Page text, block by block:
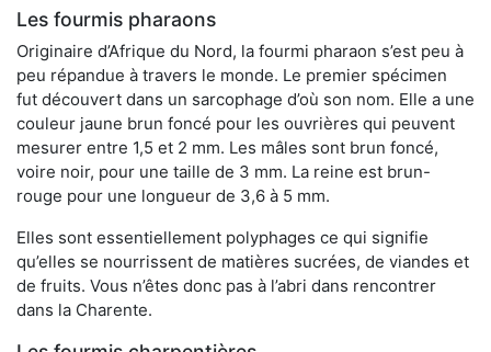
Les fourmis pharaons
Originaire d’Afrique du Nord, la fourmi pharaon s’est peu à
peu répandue à travers le monde. Le premier spécimen
fut découvert dans un sarcophage d’où son nom. Elle a une
couleur jaune brun foncé pour les ouvrières qui peuvent
mesurer entre 1,5 et 2 mm. Les mâles sont brun foncé,
voire noir, pour une taille de 3 mm. La reine est brun-
rouge pour une longueur de 3,6 à 5 mm.
Elles sont essentiellement polyphages ce qui signifie
qu’elles se nourrissent de matières sucrées, de viandes et
de fruits. Vous n’êtes donc pas à l’abri dans rencontrer
dans la Charente.